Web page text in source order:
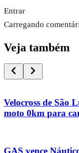
Entrar
Carregando
Veja também
Velocross de São
moto 0km para
GAS vence